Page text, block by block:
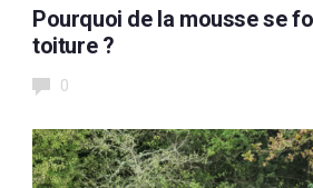
Pourquoi de la mousse se
toiture ?
0